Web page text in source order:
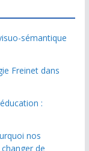
sémantique
Freinet dans
:
nos
de